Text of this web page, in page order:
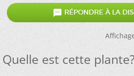
 RÉPONDRE À LA
Quelle est cette